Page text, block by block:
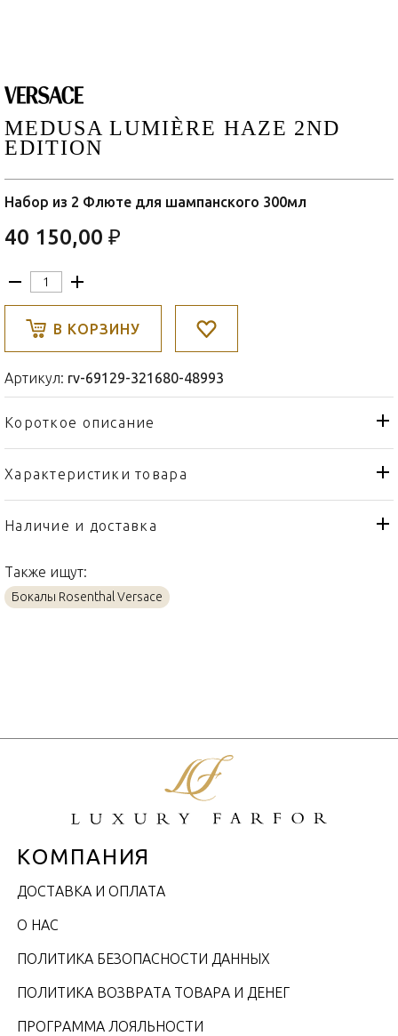
MEDUSA LUMIÈRE HAZE 2ND
EDITION
Набор из 2 Флюте для шампанского 300мл
40 150,00 ₽
В КОРЗИНУ
Артикул: rv-69129-321680-48993
Короткое описание
Характеристики товара
Тип товара
Бокал
Бренд
Страна производителя
Наличие и доставка
Также ищут:
Бокалы Rosenthal Versace
КОМПАНИЯ
ДОСТАВКА И ОПЛАТА
О НАС
ПОЛИТИКА БЕЗОПАСНОСТИ ДАННЫХ
ПОЛИТИКА ВОЗВРАТА ТОВАРА И ДЕНЕГ
ПРОГРАММА ЛОЯЛЬНОСТИ